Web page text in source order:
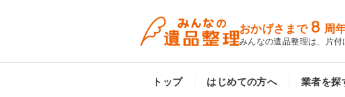
おかげさまで 8 周
みんなの遺品整理は、片
トップ はじめての方へ 業者を探